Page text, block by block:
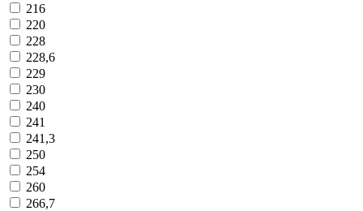
216
220
228
228,6
229
230
240
241
241,3
250
254
260
266,7